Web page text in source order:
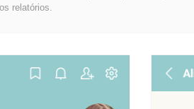
relatórios.